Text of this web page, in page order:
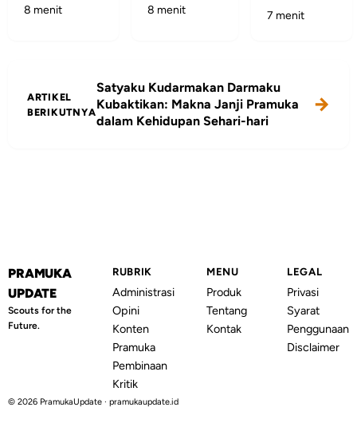
8 menit 8 menit 7 menit
ARTIKEL
BERIKUTNYA
Satyaku Kudarmakan Darmaku
Kubaktikan: Makna Janji Pramuka
dalam Kehidupan Sehari-hari
PRAMUKA
UPDATE
Scouts for the
Future.
RUBRIK
Administrasi
Opini
Konten
Pramuka
Pembinaan
Kritik
MENU
Produk
Tentang
Kontak
LEGAL
Privasi
Syarat
Penggunaan
Disclaimer
© 2026 PramukaUpdate · pramukaupdate.id